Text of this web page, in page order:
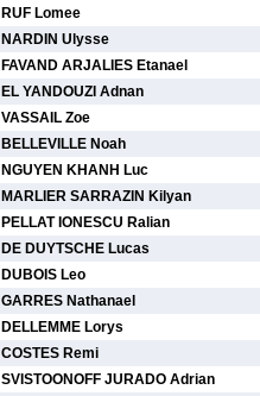
RUF Lomee
NARDIN Ulysse
FAVAND ARJALIES Etanael
EL YANDOUZI Adnan
VASSAIL Zoe
BELLEVILLE Noah
NGUYEN KHANH Luc
MARLIER SARRAZIN Kilyan
PELLAT IONESCU Ralian
DE DUYTSCHE Lucas
DUBOIS Leo
GARRES Nathanael
DELLEMME Lorys
COSTES Remi
SVISTOONOFF JURADO Adrian